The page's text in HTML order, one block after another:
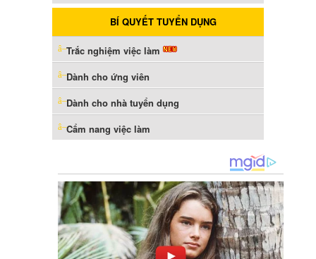
BÍ QUYẾT TUYỂN DỤNG
Trắc nghiệm việc làm
Dành cho ứng viên
Dành cho nhà tuyển dụng
Cẩm nang việc làm